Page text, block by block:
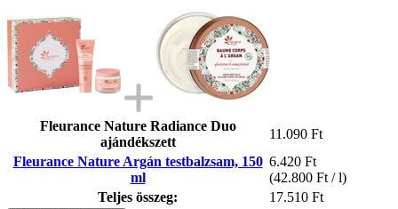
Fleurance Nature Radiance Duo
ajándékszett
11.090 Ft
Fleurance Nature Argán testbalzsam, 150
ml
6.420 Ft
(42.800 Ft / l)
Teljes összeg:
17.510 Ft